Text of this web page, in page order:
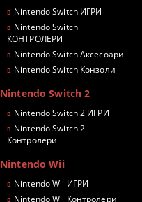
Nintendo Switch ИГРИ
Nintendo Switch
КОНТРОЛЕРИ
Nintendo Switch Аксесоари
Nintendo Switch Конзоли
Nintendo Switch 2
Nintendo Switch 2 ИГРИ
Nintendo Switch 2
Контролери
Nintendo Wii
Nintendo Wii ИГРИ
Nintendo Wii Контролери